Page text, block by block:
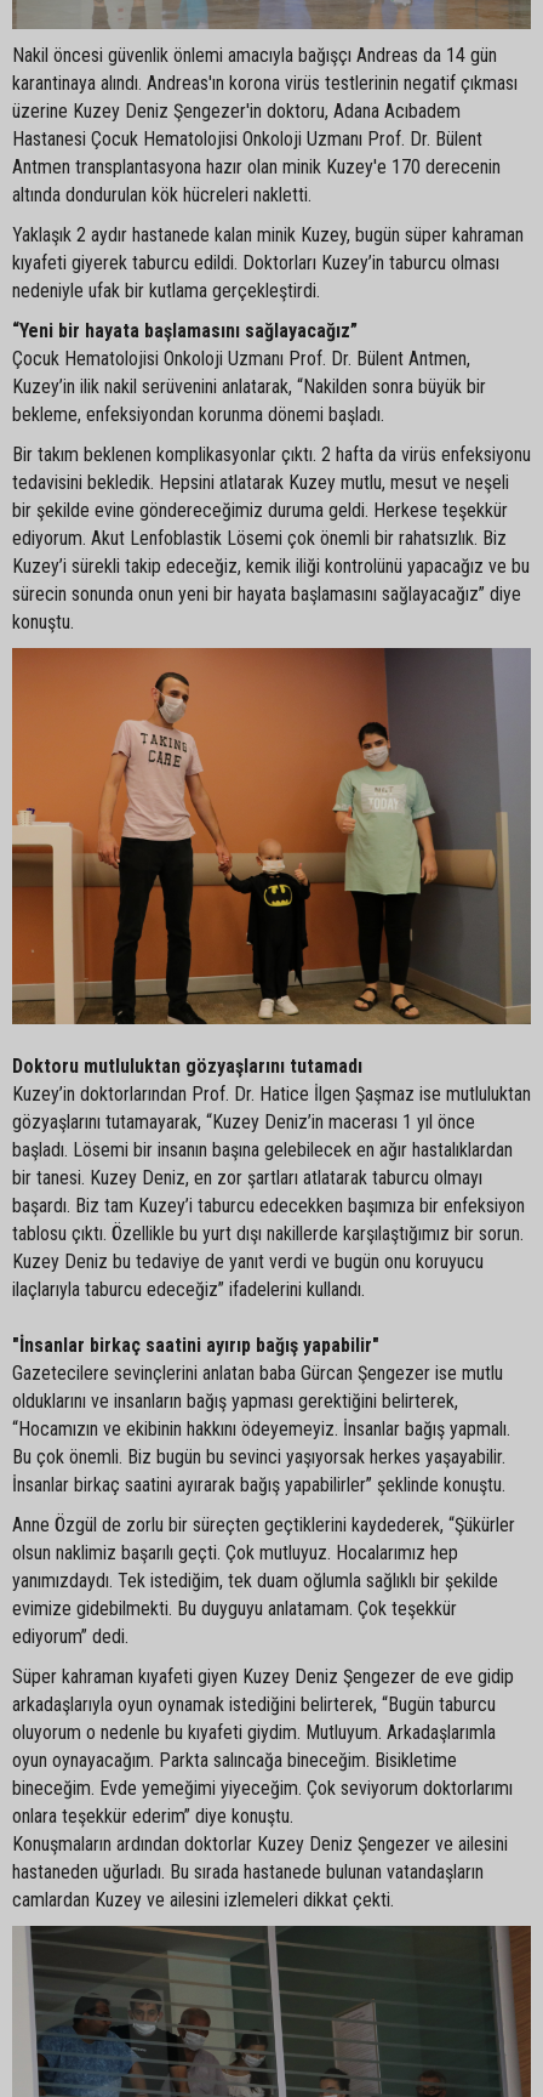
Nakil öncesi güvenlik önlemi amacıyla bağışçı Andreas da 14 gün
karantinaya alındı. Andreas'ın korona virüs testlerinin negatif çıkması
üzerine Kuzey Deniz Şengezer'in doktoru, Adana Acıbadem
Hastanesi Çocuk Hematolojisi Onkoloji Uzmanı Prof. Dr. Bülent
Antmen transplantasyona hazır olan minik Kuzey'e 170 derecenin
altında dondurulan kök hücreleri nakletti.
Yaklaşık 2 aydır hastanede kalan minik Kuzey, bugün süper kahraman
kıyafeti giyerek taburcu edildi. Doktorları Kuzey’in taburcu olması
nedeniyle ufak bir kutlama gerçekleştirdi.
“Yeni bir hayata başlamasını sağlayacağız”
Çocuk Hematolojisi Onkoloji Uzmanı Prof. Dr. Bülent Antmen,
Kuzey’in ilik nakil serüvenini anlatarak, “Nakilden sonra büyük bir
bekleme, enfeksiyondan korunma dönemi başladı.
Bir takım beklenen komplikasyonlar çıktı. 2 hafta da virüs enfeksiyonu
tedavisini bekledik. Hepsini atlatarak Kuzey mutlu, mesut ve neşeli
bir şekilde evine göndereceğimiz duruma geldi. Herkese teşekkür
ediyorum. Akut Lenfoblastik Lösemi çok önemli bir rahatsızlık. Biz
Kuzey’i sürekli takip edeceğiz, kemik iliği kontrolünü yapacağız ve bu
sürecin sonunda onun yeni bir hayata başlamasını sağlayacağız” diye
konuştu.
Doktoru mutluluktan gözyaşlarını tutamadı
Kuzey’in doktorlarından Prof. Dr. Hatice İlgen Şaşmaz ise mutluluktan
gözyaşlarını tutamayarak, “Kuzey Deniz’in macerası 1 yıl önce
başladı. Lösemi bir insanın başına gelebilecek en ağır hastalıklardan
bir tanesi. Kuzey Deniz, en zor şartları atlatarak taburcu olmayı
başardı. Biz tam Kuzey’i taburcu edecekken başımıza bir enfeksiyon
tablosu çıktı. Özellikle bu yurt dışı nakillerde karşılaştığımız bir sorun.
Kuzey Deniz bu tedaviye de yanıt verdi ve bugün onu koruyucu
ilaçlarıyla taburcu edeceğiz” ifadelerini kullandı.
"İnsanlar birkaç saatini ayırıp bağış yapabilir"
Gazetecilere sevinçlerini anlatan baba Gürcan Şengezer ise mutlu
olduklarını ve insanların bağış yapması gerektiğini belirterek,
“Hocamızın ve ekibinin hakkını ödeyemeyiz. İnsanlar bağış yapmalı.
Bu çok önemli. Biz bugün bu sevinci yaşıyorsak herkes yaşayabilir.
İnsanlar birkaç saatini ayırarak bağış yapabilirler” şeklinde konuştu.
Anne Özgül de zorlu bir süreçten geçtiklerini kaydederek, “Şükürler
olsun naklimiz başarılı geçti. Çok mutluyuz. Hocalarımız hep
yanımızdaydı. Tek istediğim, tek duam oğlumla sağlıklı bir şekilde
evimize gidebilmekti. Bu duyguyu anlatamam. Çok teşekkür
ediyorum” dedi.
Süper kahraman kıyafeti giyen Kuzey Deniz Şengezer de eve gidip
arkadaşlarıyla oyun oynamak istediğini belirterek, “Bugün taburcu
oluyorum o nedenle bu kıyafeti giydim. Mutluyum. Arkadaşlarımla
oyun oynayacağım. Parkta salıncağa bineceğim. Bisikletime
bineceğim. Evde yemeğimi yiyeceğim. Çok seviyorum doktorlarımı
onlara teşekkür ederim” diye konuştu.
Konuşmaların ardından doktorlar Kuzey Deniz Şengezer ve ailesini
hastaneden uğurladı. Bu sırada hastanede bulunan vatandaşların
camlardan Kuzey ve ailesini izlemeleri dikkat çekti.